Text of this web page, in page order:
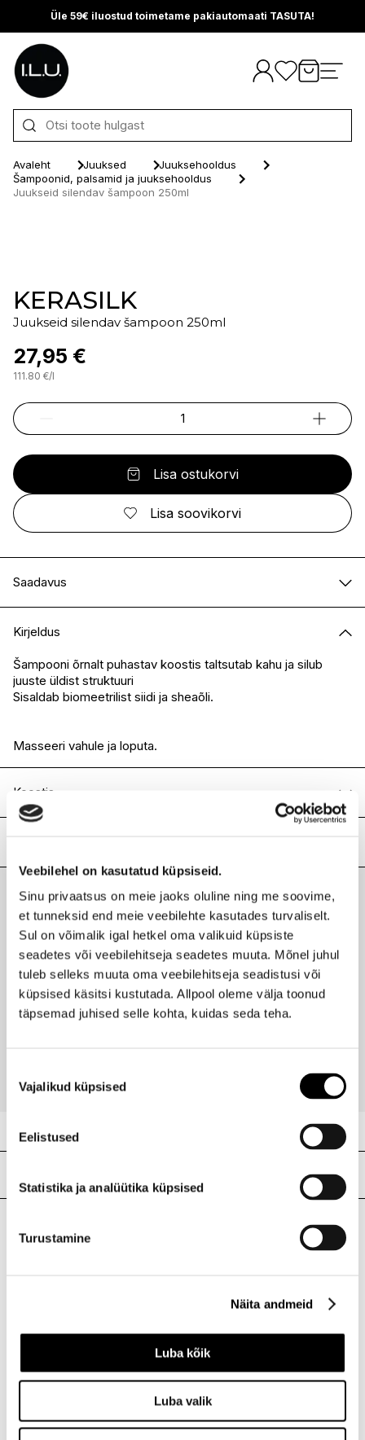
Veebilehel on kasutatud küpsiseid.
Sinu privaatsus on meie jaoks oluline ning me soovime,
et tunneksid end meie veebilehte kasutades turvaliselt.
Sul on võimalik igal hetkel oma valikuid küpsiste
seadetes või veebilehitseja seadetes muuta. Mõnel juhul
tuleb selleks muuta oma veebilehitseja seadistusi või
küpsised käsitsi kustutada. Allpool oleme välja toonud
täpsemad juhised selle kohta, kuidas seda teha.
valik
Vajalikud küpsised
Eelistused
Statistika ja analüütika küpsised
Turustamine
Näita andmeid
Luba kõik
Luba valik
Üle 59€ iluostud toimetame pakiautomaati TASUTA!
Otse sisu juurde
Avaleht Juuksed
Juuksehooldus
Šampoonid, palsamid ja juuksehooldus
Juukseid silendav šampoon 250ml
KERASILK
Juukseid silendav šampoon 250ml
27,95 €
111.80 €/l
Lisa ostukorvi
Lisa soovikorvi
Saadavus
I.L.U. Kristiine
I.L.U. Ülemiste
Saadaval
I.L.U. Rocca
I.L.U. Lõunakeskus
Saadaval
Kirjeldus
Šampooni õrnalt puhastav koostis taltsutab kahu ja silub
juuste üldist struktuuri
Sisaldab biomeetrilist siidi ja sheaõli.
Masseeri vahule ja loputa.
Koostis
Water/Aqua/Eau, Cocamidopropyl
PEG-200 Hydrogenated Glyceryl Palmate,
Glycol Distearate, Propanediol, Citric Acid,
Laureth-4, Polyquaternium-47, PEG-7 Glyceryl
Cocoate, Polyquaternium-53, Tetrasodium
Glutamate Diacetate, Panthenol, Butyrospermum
Parkii (Shea) Oil, Saccharomyces Cerevisiae
Extract, Lactobacillus Ferment, Sodium
Benzoate, Benzoic Acid, Phenoxyethanol,
Fragrance/Parfum, Benzyl Salicylate, Hexyl
Cinnamal, Linalool.
Kaubamärk
KERASILK
Laokood
H0194141
Ribakood
4021609850229
Viimati vaadatud tooted
KERASILK
Juukseid silendav šampoon 250ml
I.L.U. Rocca al Mare
Rocca al Mare Kaubanduskeskus
Paldiski mnt 102, Tallinn